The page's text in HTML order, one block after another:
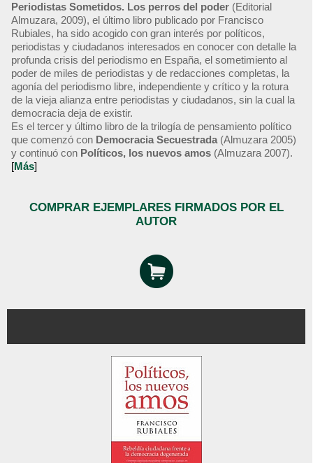
Periodistas Sometidos. Los perros del poder (Editorial
Almuzara, 2009), el último libro publicado por Francisco
Rubiales, ha sido acogido con gran interés por políticos,
periodistas y ciudadanos interesados en conocer con detalle la
profunda crisis del periodismo en España, el sometimiento al
poder de miles de periodistas y de redacciones completas, la
agonía del periodismo libre, independiente y crítico y la rotura
de la vieja alianza entre periodistas y ciudadanos, sin la cual la
democracia deja de existir.
Es el tercer y último libro de la trilogía de pensamiento político
que comenzó con Democracia Secuestrada (Almuzara 2005)
y continuó con Políticos, los nuevos amos (Almuzara 2007).
[Más]
COMPRAR EJEMPLARES FIRMADOS POR EL
AUTOR